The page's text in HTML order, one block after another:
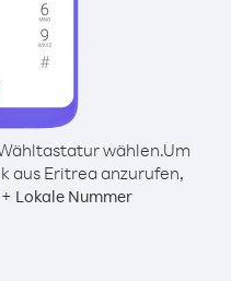
wählen.Um
aus Eritrea anzurufen,
+ Lokale Nummer